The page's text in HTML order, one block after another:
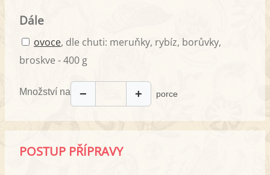
Dále
ovoce, dle chuti: meruňky, rybíz, borůvky,
broskve - 400 g
Množství na − + porce
POSTUP PŘÍPRAVY